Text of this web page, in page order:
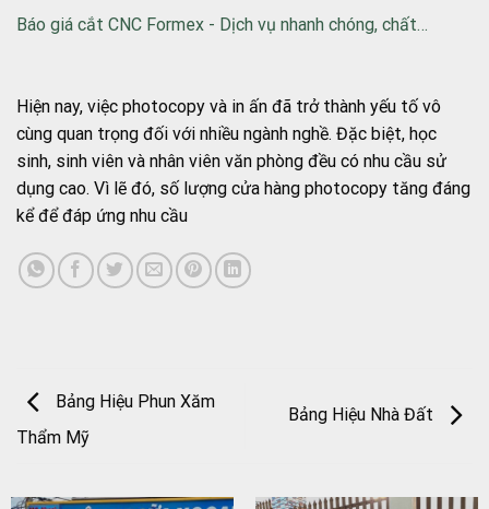
Báo giá cắt CNC Formex - Dịch vụ nhanh chóng, chất…
Hiện nay, việc photocopy và in ấn đã trở thành yếu tố vô
cùng quan trọng đối với nhiều ngành nghề. Đặc biệt, học
sinh, sinh viên và nhân viên văn phòng đều có nhu cầu sử
dụng cao. Vì lẽ đó, số lượng cửa hàng photocopy tăng đáng
kể để đáp ứng nhu cầu
Bảng Hiệu Phun Xăm
Thẩm Mỹ
Bảng Hiệu Nhà Đất